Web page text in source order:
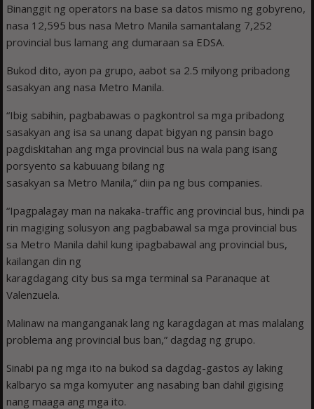
Binanggit ng operators na base sa datos mismo ng gobyreno,
nasa 12,595 bus nasa Metro Manila samantalang 7,252
provincial bus lamang ang dumaraan sa EDSA.
Bukod dito, ayon pa grupo, aabot sa 2.5 milyong pribadong
sasakyan ang nasa Metro Manila.
“Ibig sabihin, pagbabawas o pagkontrol sa mga pribadong
sasakyan ang isa sa unang dapat bigyan ng pansin bago
pagdiskitahan ang mga provincial bus na wala pang isang
porsyento sa kabuuang bilang ng
sasakyan sa Metro Manila,” diin pa ng bus companies.
“Ipagpalagay man na nakaka-traffic ang provincial bus, hindi pa
rin magiging solusyon ang pagbabawal sa mga provincial bus
sa Metro Manila dahil kung ipagbabawal ang provincial bus,
kailangan din ng
karagdagang city bus sa mga terminal sa Paranaque at
Valenzuela.
Malinaw na manganganak lang ng karagdagan at mas malalang
problema ang provincial bus ban,” dagdag ng grupo.
Sinabi pa ng mga ito na bukod sa dagdag-gastos ay laking
kalbaryo sa mga komyuter ang nasabing ban dahil gigising
nang maaga ang mga ito.